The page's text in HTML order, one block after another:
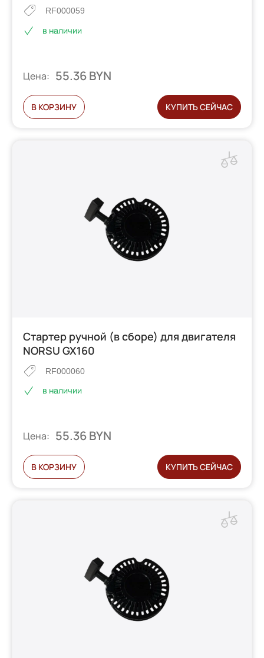
RF000059
в наличии
Цена: 55.36 BYN
В КОРЗИНУ КУПИТЬ СЕЙЧАС
Стартер ручной (в сборе) для двигателя
NORSU GX160
RF000060
в наличии
Цена: 55.36 BYN
В КОРЗИНУ КУПИТЬ СЕЙЧАС